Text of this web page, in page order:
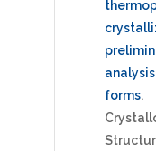
forms.